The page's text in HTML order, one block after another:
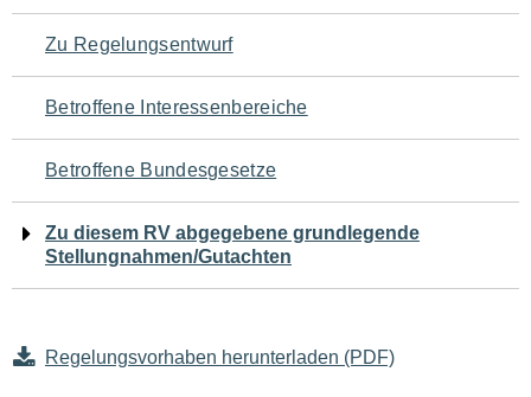
für
den
Seiteninhalt
Zu Regelungsentwurf
Betroffene Interessenbereiche
Betroffene Bundesgesetze
Zu diesem RV abgegebene grundlegende
Stellungnahmen/Gutachten
Regelungsvorhaben herunterladen (PDF)